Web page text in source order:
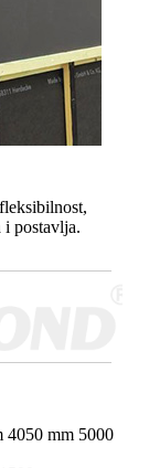
i postavlja.
4050 mm 5000